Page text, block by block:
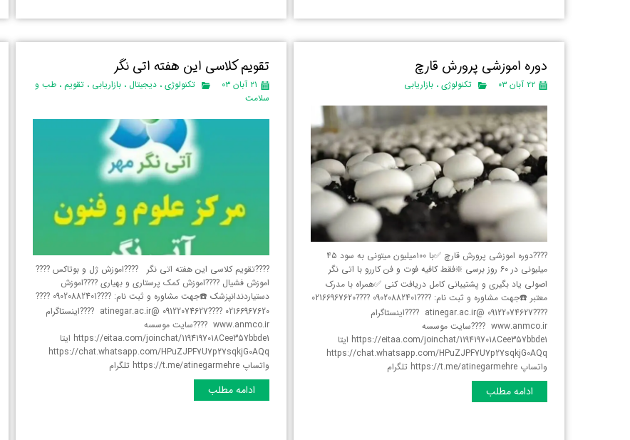
دوره اموزشی پرورش قارچ
۲۲ آبان ۰۳ تکنولوژی ، بازاریابی
????دوره اموزشی پرورش قارچ ✅با ۱۰۰میلیون میتونی به سود ۴۵
میلیونی در ۶۰ روز برسی ❇️فقط کافیه فوت و فن کاررو با اتی نگر
اصولی یاد بگیری و پشتیبانی کامل دریافت کنی ✅همراه با مدرک
معتبر ☎️جهت مشاوره و ثبت نام: ????09020882401 ????02166967620
????09122074627 @atinegar.ac.ir ????اینستاگرام
www.anmco.ir ????سایت موسسه
https://eitaa.com/joinchat/1194197018Cee357bbde1 ایتا
https://chat.whatsapp.com/HPuZJPF7U7p27sqkjG0AQq
واتساپ https://t.me/atinegarmehre تلگرام
ادامه مطلب
تقویم کلاسی این هفته اتی نگر
۲۱ آبان ۰۳ تکنولوژی، دیجیتال ، بازاریابی ، تقویم، طب و
سلامت
????تقویم کلاسی این هفته اتی نگر ????اموزش ژل و بوتاکس ????
اموزش فشیال ????اموزش کمک پرستاری و بهیاری ????اموزش
دستیاردندانپزشک ☎️جهت مشاوره و ثبت نام: ????09020882401 ????
02166967620 ????09122074627 @atinegar.ac.ir ????اینستاگرام
www.anmco.ir ????سایت موسسه
https://eitaa.com/joinchat/1194197018Cee357bbde1 ایتا
https://chat.whatsapp.com/HPuZJPF7U7p27sqkjG0AQq
واتساپ https://t.me/atinegarmehre تلگرام
ادامه مطلب